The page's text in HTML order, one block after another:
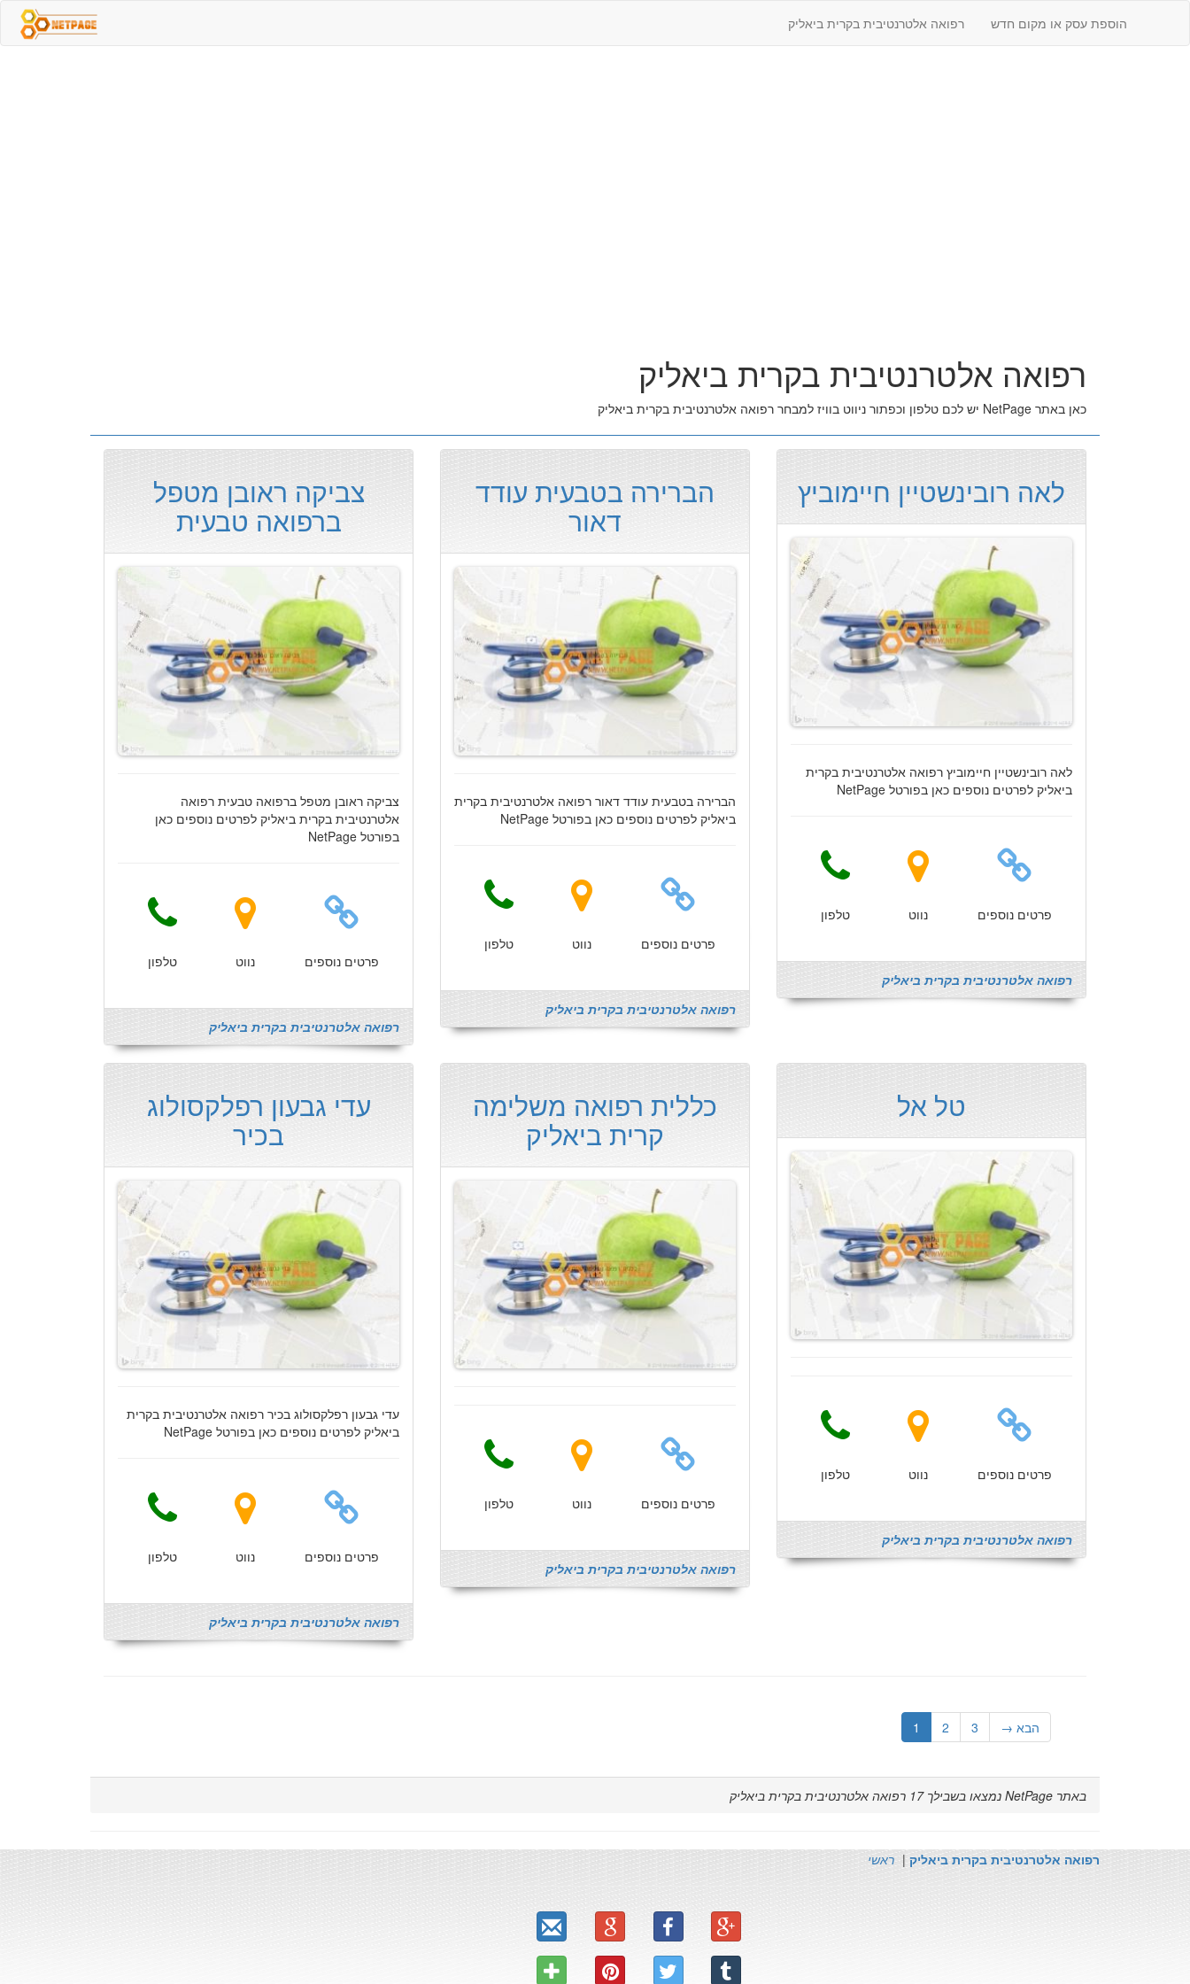
רפואה אלטרנטיבית בקרית ביאליק הוספת עסק או מקום חדש
רפואה אלטרנטיבית בקרית ביאליק
כאן באתר NetPage יש לכם טלפון וכפתור ניווט בוויז למבחר רפואה אלטרנטיבית בקרית ביאליק
צביקה ראובן מטפל
ברפואה טבעית
צביקה ראובן מטפל ברפואה טבעית רפואה
אלטרנטיבית בקרית ביאליק לפרטים נוספים כאן
בפורטל NetPage
פרטים נוספים נווט טלפון
רפואה אלטרנטיבית בקרית ביאליק
הברירה בטבעית עודד
דאור
הברירה בטבעית עודד דאור רפואה אלטרנטיבית בקרית
ביאליק לפרטים נוספים כאן בפורטל NetPage
פרטים נוספים נווט טלפון
רפואה אלטרנטיבית בקרית ביאליק
לאה רובינשטיין חיימוביץ
לאה רובינשטיין חיימוביץ רפואה אלטרנטיבית בקרית
ביאליק לפרטים נוספים כאן בפורטל NetPage
פרטים נוספים נווט טלפון
רפואה אלטרנטיבית בקרית ביאליק
עדי גבעון רפלקסולוג
בכיר
עדי גבעון רפלקסולוג בכיר רפואה אלטרנטיבית בקרית
ביאליק לפרטים נוספים כאן בפורטל NetPage
פרטים נוספים נווט טלפון
רפואה אלטרנטיבית בקרית ביאליק
כללית רפואה משלימה
קרית ביאליק
פרטים נוספים נווט טלפון
רפואה אלטרנטיבית בקרית ביאליק
טל אל
פרטים נוספים נווט טלפון
רפואה אלטרנטיבית בקרית ביאליק
1 2 3 הבא →
באתר NetPage נמצאו בשבילך 17 רפואה אלטרנטיבית בקרית ביאליק
רפואה אלטרנטיבית בקרית ביאליק | ראשי